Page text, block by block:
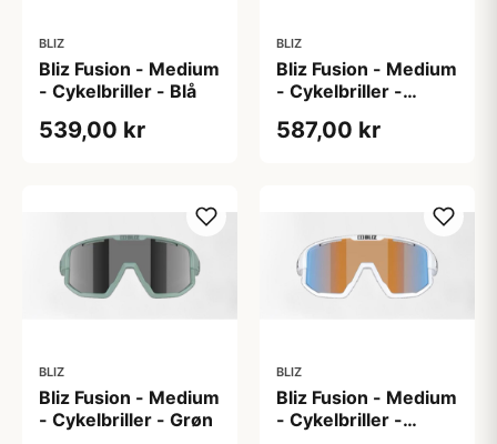
BLIZ
Bliz Fusion - Medium
- Cykelbriller - Blå
539,00 kr
BLIZ
Bliz Fusion - Medium
- Cykelbriller -
587,00 kr
BLIZ
Bliz Fusion - Medium
- Cykelbriller - Grøn
BLIZ
Bliz Fusion - Medium
- Cykelbriller -